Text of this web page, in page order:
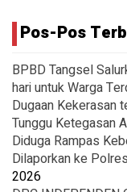
Pos-Pos
BPBD Tangsel
hari untuk Warga
Dugaan Kekerasan
Tunggu Ketegasan
Diduga Rampas
Dilaporkan ke
2026